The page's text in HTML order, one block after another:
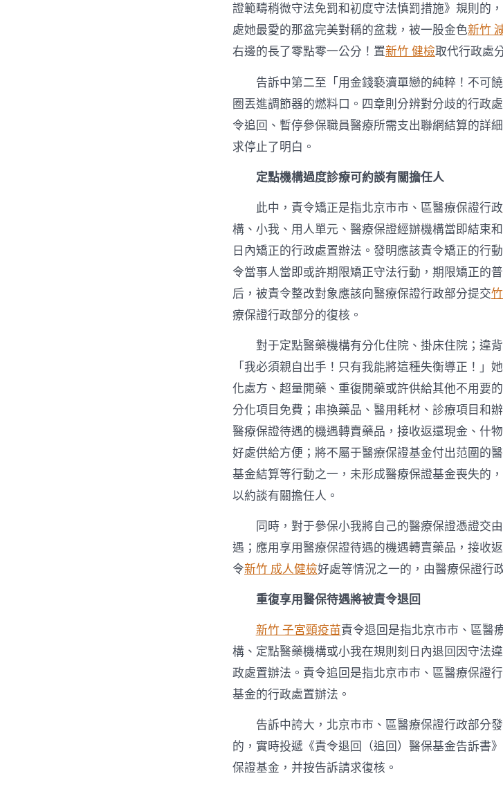
證範疇稍微守法免罰和初度守法慎罰措施》規則的
處她最愛的那盆完美對稱的盆栽，被一股金色新竹
右邊的長了零點零一公分！置新竹 健檢取代行政處
告訴中第二至「用金錢褻瀆單戀的純粹！不可
圈丟進調節器的燃料口。四章則分辨對分歧的行政
令追回、暫停參保職員醫療所需支出聯網結算的詳
求停止了明白。
定點機構過度診療可約談有關擔任人
此中，責令矯正是指北京市市、區醫療保證行政
構、小我、用人單元、醫療保證經辦機構當即結束
日內矯正的行政處置辦法。發明應該責令矯正的行
令當事人當即或許期限矯正守法行動，期限矯正的
后，被責令整改對象應該向醫療保證行政部分提交
療保證行政部分的復核。
對于定點醫藥機構有分化住院、掛床住院；違
「我必須親自出手！只有我能將這種失衡導正！」
化處方、超量開藥、重復開藥或許供給其他不用要
分化項目免費；串換藥品、醫用耗材、診療項目和
醫療保證待遇的機遇轉賣藥品，接收返還現金、什
好處供給方便；將不屬于醫療保證基金付出范圍的
基金結算等行動之一，未形成醫療保證基金喪失的
以約談有關擔任人。
同時，對于參保小我將自己的醫療保證憑證交
遇；應用享用醫療保證待遇的機遇轉賣藥品，接收
令新竹 成人健檢好處等情況之一的，由醫療保證行
重復享用醫保待遇將被責令退回
新竹 子宮頸疫苗責令退回是指北京市市、區醫
構、定點醫藥機構或小我在規則刻日內退回因守法
政處置辦法。責令追回是指北京市市、區醫療保證
基金的行政處置辦法。
告訴中誇大，北京市市、區醫療保證行政部分
的，實時投遞《責令退回（追回）醫保基金告訴書
保證基金，并按告訴請求復核。